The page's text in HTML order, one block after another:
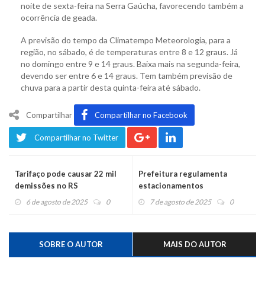
noite de sexta-feira na Serra Gaúcha, favorecendo também a
ocorrência de geada.
A previsão do tempo da Climatempo Meteorologia, para a
região, no sábado, é de temperaturas entre 8 e 12 graus. Já
no domingo entre 9 e 14 graus. Baixa mais na segunda-feira,
devendo ser entre 6 e 14 graus. Tem também previsão de
chuva para a partir desta quinta-feira até sábado.
Compartilhar Compartilhar no Facebook
Compartilhar no Twitter
Tarifaço pode causar 22 mil
demissões no RS
6 de agosto de 2025 0
Prefeitura regulamenta
estacionamentos
particulares e valores
7 de agosto de 2025 0
SOBRE O AUTOR MAIS DO AUTOR